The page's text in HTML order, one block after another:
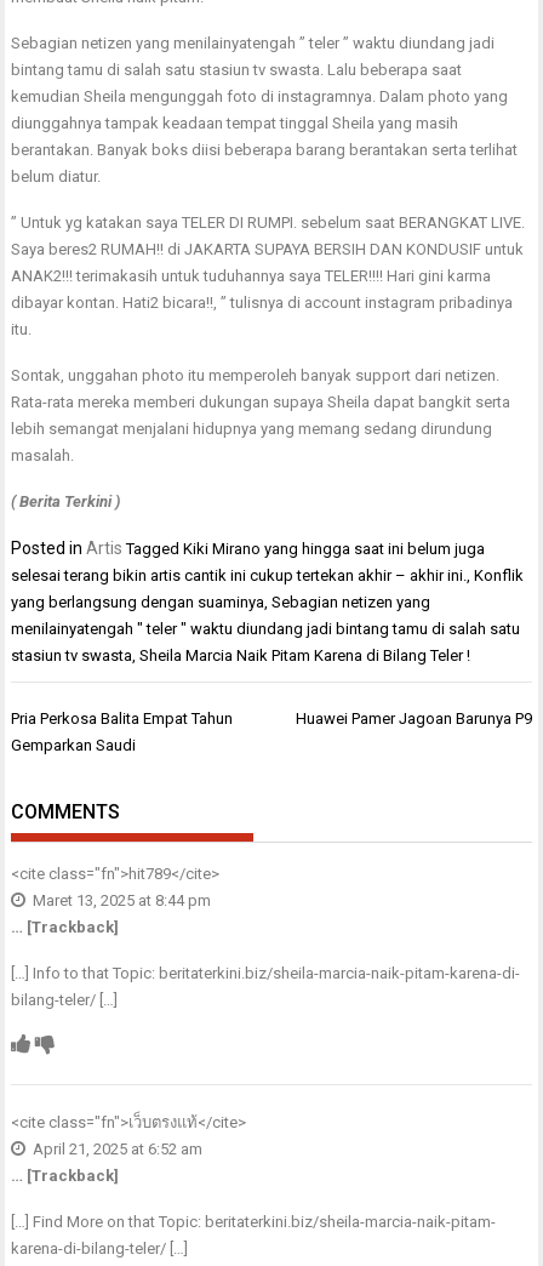
Sebagian netizen yang menilainyatengah ” teler ” waktu diundang jadi
bintang tamu di salah satu stasiun tv swasta. Lalu beberapa saat
kemudian Sheila mengunggah foto di instagramnya. Dalam photo yang
diunggahnya tampak keadaan tempat tinggal Sheila yang masih
berantakan. Banyak boks diisi beberapa barang berantakan serta terlihat
belum diatur.
” Untuk yg katakan saya TELER DI RUMPI. sebelum saat BERANGKAT LIVE.
Saya beres2 RUMAH!! di JAKARTA SUPAYA BERSIH DAN KONDUSIF untuk
ANAK2!!! terimakasih untuk tuduhannya saya TELER!!!! Hari gini karma
dibayar kontan. Hati2 bicara!!, ” tulisnya di account instagram pribadinya
itu.
Sontak, unggahan photo itu memperoleh banyak support dari netizen.
Rata-rata mereka memberi dukungan supaya Sheila dapat bangkit serta
lebih semangat menjalani hidupnya yang memang sedang dirundung
masalah.
( Berita Terkini )
Posted inArtis TaggedKiki Mirano yang hingga saat ini belum juga
selesai terang bikin artis cantik ini cukup tertekan akhir – akhir ini. ,Konflik
yang berlangsung dengan suaminya ,Sebagian netizen yang
menilainyatengah " teler " waktu diundang jadi bintang tamu di salah satu
stasiun tv swasta ,Sheila Marcia Naik Pitam Karena di Bilang Teler !
Navigasi
pos
Pria Perkosa Balita Empat Tahun
Gemparkan Saudi
Huawei Pamer Jagoan Barunya P9
COMMENTS
<cite class="fn">hit789</cite>
Maret 13, 2025 at 8:44 pm
… [Trackback]
[…] Info to that Topic: beritaterkini.biz/sheila-marcia-naik-pitam-karena-di-
bilang-teler/ […]
<cite class="fn">เว็บตรงแท้</cite>
April 21, 2025 at 6:52 am
… [Trackback]
[…] Find More on that Topic: beritaterkini.biz/sheila-marcia-naik-pitam-
karena-di-bilang-teler/ […]